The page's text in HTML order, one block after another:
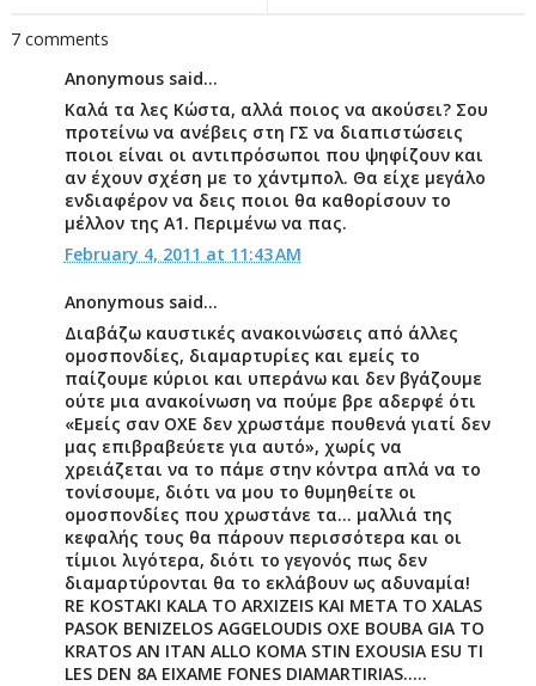
7 comments
Anonymous said...
Καλά τα λες Κώστα, αλλά ποιος να ακούσει? Σου
προτείνω να ανέβεις στη ΓΣ να διαπιστώσεις
ποιοι είναι οι αντιπρόσωποι που ψηφίζουν και
αν έχουν σχέση με το χάντμπολ. Θα είχε μεγάλο
ενδιαφέρον να δεις ποιοι θα καθορίσουν το
μέλλον της Α1. Περιμένω να πας.
February 4, 2011 at 11:43 AM
Anonymous said...
Διαβάζω καυστικές ανακοινώσεις από άλλες
ομοσπονδίες, διαμαρτυρίες και εμείς το
παίζουμε κύριοι και υπεράνω και δεν βγάζουμε
ούτε μια ανακοίνωση να πούμε βρε αδερφέ ότι
«Εμείς σαν ΟΧΕ δεν χρωστάμε πουθενά γιατί δεν
μας επιβραβεύετε για αυτό», χωρίς να
χρειάζεται να το πάμε στην κόντρα απλά να το
τονίσουμε, διότι να μου το θυμηθείτε οι
ομοσπονδίες που χρωστάνε τα... μαλλιά της
κεφαλής τους θα πάρουν περισσότερα και οι
τίμιοι λιγότερα, διότι το γεγονός πως δεν
διαμαρτύρονται θα το εκλάβουν ως αδυναμία!
RE KOSTAKI KALA TO ARXIZEIS KAI META TO XALAS
PASOK BENIZELOS AGGELOUDIS OXE BOUBA GIA TO
KRATOS AN ITAN ALLO KOMA STIN EXOUSIA ESU TI
LES DEN 8A EIXAME FONES DIAMARTIRIAS.....